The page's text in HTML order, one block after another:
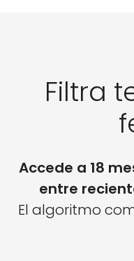
Filtra
Accede a 18
entre
El algoritmo